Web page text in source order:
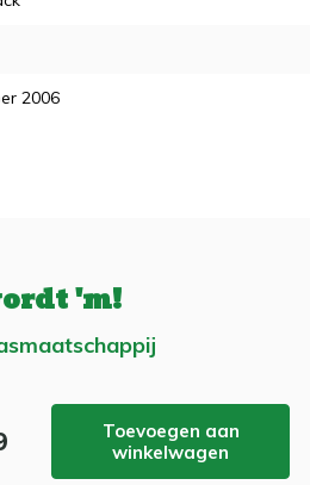
2006
'm!
Toevoegen aan
winkelwagen